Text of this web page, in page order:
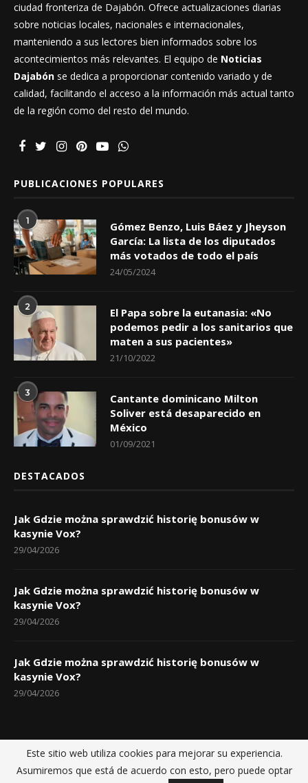
ciudad fronteriza de Dajabón. Ofrece actualizaciones diarias
sobre noticias locales, nacionales e internacionales,
manteniendo a sus lectores bien informados sobre los
acontecimientos más relevantes. El equipo de Noticias
Dajabón se dedica a proporcionar contenido variado y de
calidad, facilitando el acceso a la información más actual tanto
de la región como del resto del mundo.
PUBLICACIONES POPULARES
1
Gómez Benzo, Luis Báez y Jheyson
García: La lista de los diputados
más votados de todo el país
24/05/2024
2
El Papa sobre la eutanasia: «No
podemos pedir a los sanitarios que
maten a sus pacientes»
21/10/2022
3
Cantante dominicano Milton
Soliver está desaparecido en
México
01/09/2021
DESTACADOS
Jak Gdzie można sprawdzić historię bonusów w
kasynie Vox?
29/04/2026
Jak Gdzie można sprawdzić historię bonusów w
kasynie Vox?
29/04/2026
Jak Gdzie można sprawdzić historię bonusów w
kasynie Vox?
29/04/2026
Inicio Políticas de privacidad Sobre nosotros Contactos
Este sitio web utiliza cookies para mejorar su experiencia.
Asumiremos que está de acuerdo con esto, pero puede optar